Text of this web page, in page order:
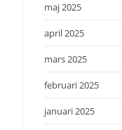
maj 2025
april 2025
mars 2025
februari 2025
januari 2025